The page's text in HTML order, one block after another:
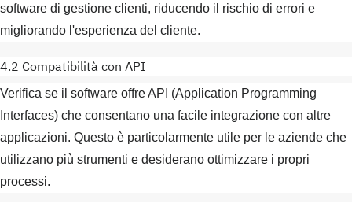
software di gestione clienti, riducendo il rischio di errori e
migliorando l'esperienza del cliente.
4.2 Compatibilità con API
Verifica se il software offre API (Application Programming
Interfaces) che consentano una facile integrazione con altre
applicazioni. Questo è particolarmente utile per le aziende che
utilizzano più strumenti e desiderano ottimizzare i propri
processi.